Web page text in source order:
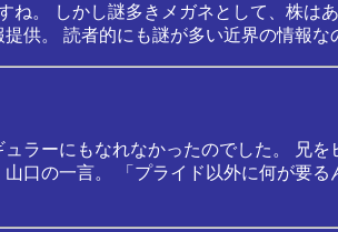
ね。 しかし謎多きメガネとして、株は
供。 読者的にも謎が多い近界の情報な
ラーにもなれなかったのでした。 兄
口の一言。 「プライド以外に何が要る